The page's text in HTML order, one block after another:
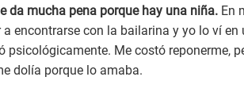
da mucha pena porque hay una niña. En
a encontrarse con la bailarina y yo lo ví
psicológicamente. Me costó reponerme,
dolía porque lo amaba.